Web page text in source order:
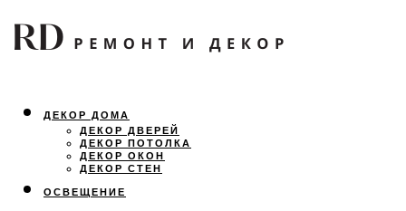
ДЕКОР ДОМА
ДЕКОР ДВЕРЕЙ
ДЕКОР ПОТОЛКА
ДЕКОР ОКОН
ДЕКОР СТЕН
ОСВЕЩЕНИЕ